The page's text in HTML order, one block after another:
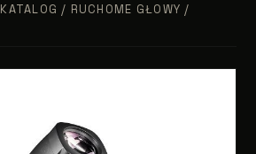
KATALOG / RUCHOME GŁOWY /